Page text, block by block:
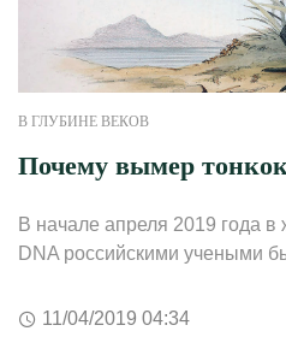
В ГЛУБИНЕ ВЕКОВ
Почему вымер
В начале апреля 2019 года в
DNA российскими учеными
11/04/2019 04:34